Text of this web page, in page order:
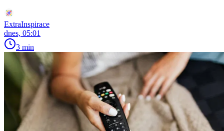
ExtraInspirace
dnes, 05:01
3 min